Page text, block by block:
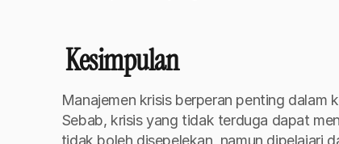
Kesimpulan
Manajemen krisis berperan penting dalam
Sebab, krisis yang tidak terduga dapat
tidak boleh disepelekan, namun dipelajari